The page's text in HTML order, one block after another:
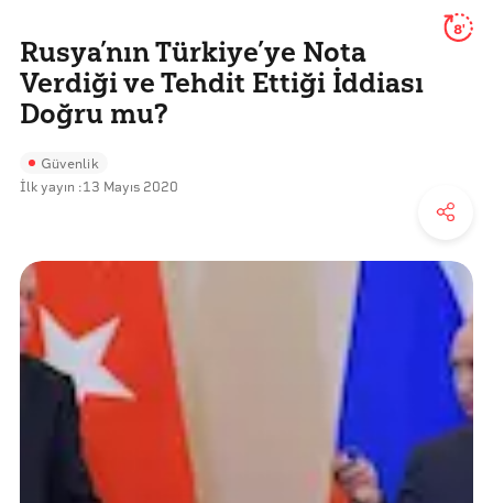
Rusya’nın Türkiye’ye Nota
Verdiği ve Tehdit Ettiği İddiası
Doğru mu?
8'
Güvenlik
İlk yayın :13 Mayıs 2020